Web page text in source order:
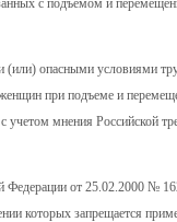
опасными условиями
при подъеме и
мнения Российской
Федерации от 25.02.2000 №
которых запрещается